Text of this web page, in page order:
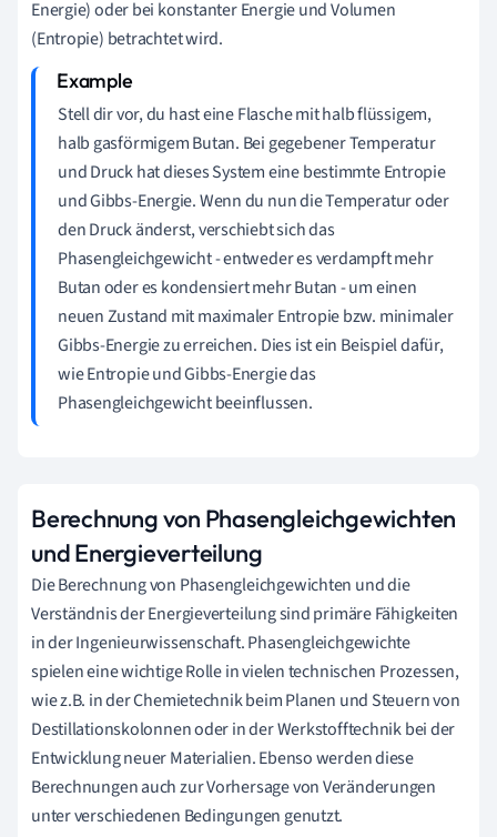
Energie) oder bei konstanter Energie und Volumen
(Entropie) betrachtet wird.
Stell dir vor, du hast eine Flasche mit halb flüssigem,
halb gasförmigem Butan. Bei gegebener Temperatur
und Druck hat dieses System eine bestimmte Entropie
und Gibbs-Energie. Wenn du nun die Temperatur oder
den Druck änderst, verschiebt sich das
Phasengleichgewicht - entweder es verdampft mehr
Butan oder es kondensiert mehr Butan - um einen
neuen Zustand mit maximaler Entropie bzw. minimaler
Gibbs-Energie zu erreichen. Dies ist ein Beispiel dafür,
wie Entropie und Gibbs-Energie das
Phasengleichgewicht beeinflussen.
Berechnung von Phasengleichgewichten
und Energieverteilung
Die Berechnung von Phasengleichgewichten und die
Verständnis der Energieverteilung sind primäre Fähigkeiten
in der Ingenieurwissenschaft. Phasengleichgewichte
spielen eine wichtige Rolle in vielen technischen Prozessen,
wie z.B. in der Chemietechnik beim Planen und Steuern von
Destillationskolonnen oder in der Werkstofftechnik bei der
Entwicklung neuer Materialien. Ebenso werden diese
Berechnungen auch zur Vorhersage von Veränderungen
unter verschiedenen Bedingungen genutzt.